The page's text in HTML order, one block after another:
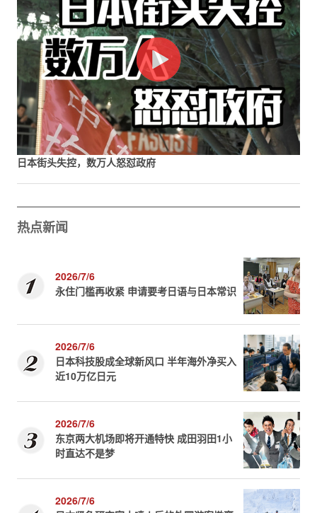
日本街头失控，数万人怒怼政府
热点新闻
2026/7/6
永住门槛再收紧 申请要考日语与日本常识
2026/7/6
日本科技股成全球新风口 半年海外净买入
近10万亿日元
2026/7/6
东京两大机场即将开通特快 成田羽田1小
时直达不是梦
2026/7/6